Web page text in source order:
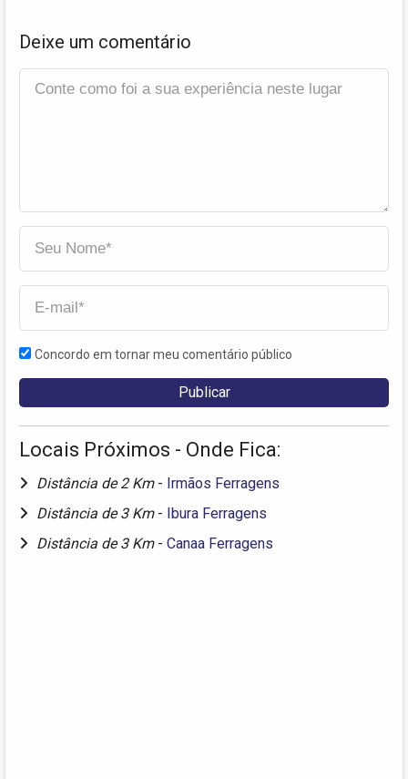
Deixe um comentário
Concordo em tornar meu comentário público
Locais Próximos - Onde Fica:
Distância de 2 Km - Irmãos Ferragens
Distância de 3 Km - Ibura Ferragens
Distância de 3 Km - Canaa Ferragens